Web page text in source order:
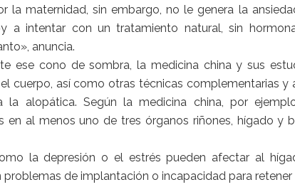
la maternidad, sin embargo, no le genera la
a intentar con un tratamiento natural, sin
anuncia.
ese cono de sombra, la medicina china y sus
cuerpo, así como otras técnicas complementarias y
la alopática. Según la medicina china, por
en al menos uno de tres órganos riñones, hígado
la depresión o el estrés pueden afectar al
problemas de implantación o incapacidad para retener